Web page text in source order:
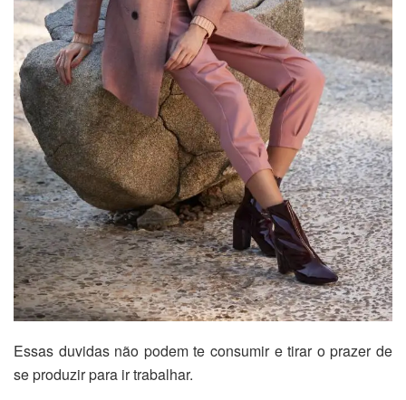
Essas duvidas não podem te consumir e tirar o prazer de
se produzir para ir trabalhar.